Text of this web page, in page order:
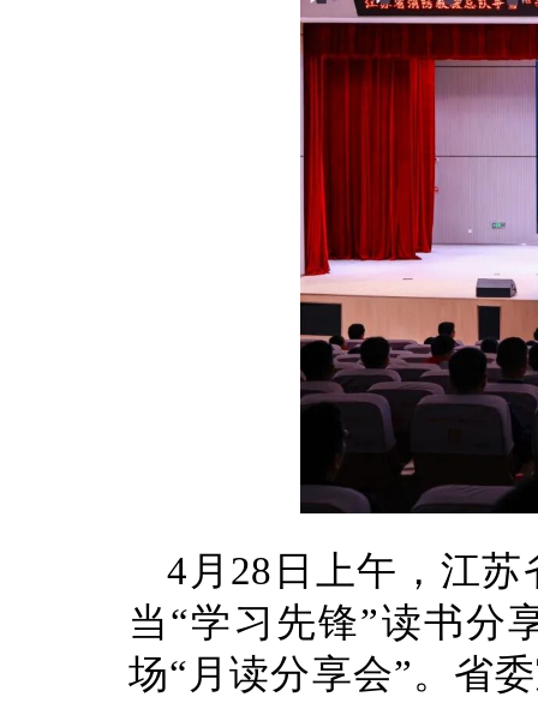
4月28日上午，江
当“学习先锋”读书分
场“月读分享会”。省